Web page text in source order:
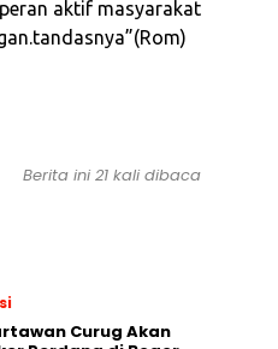
aktif masyarakat
Berita ini 21 kali dibaca
Curug Akan